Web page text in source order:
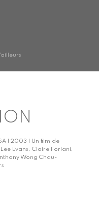
| 2003 | Un film de
Evans, Claire Forlani,
Wong Chau-